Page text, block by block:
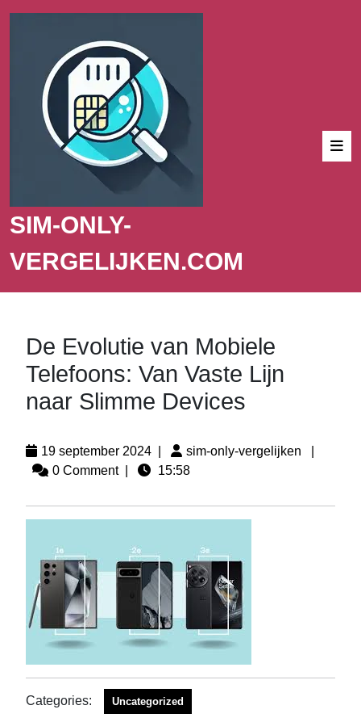
SIM-ONLY-
VERGELIJKEN.COM
De Evolutie van Mobiele
Telefoons: Van Vaste Lijn
naar Slimme Devices
19 september 2024 sim-only-vergelijken
0 Comment
15:58
Categories: Uncategorized